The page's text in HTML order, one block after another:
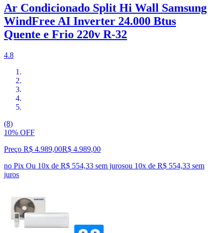
Ar Condicionado Split Hi Wall Samsung
WindFree AI Inverter 24.000 Btus
Quente e Frio 220v R-32
4.8
(8)
10% OFF
Preço R$ 4.989,00R$ 4.989,00
no Pix Ou 10x de R$ 554,33 sem jurosou 10x de R$ 554,33 sem
juros